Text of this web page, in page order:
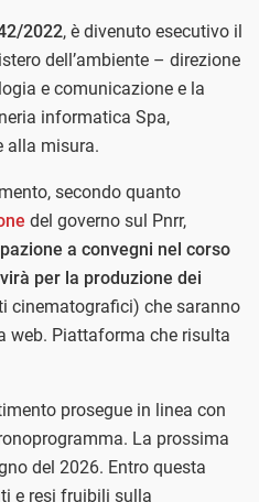
2022, è divenuto esecutivo il
dell’ambiente – direzione
e comunicazione e la
informatica Spa,
alla misura.
secondo quanto
del governo sul Pnrr,
a convegni nel corso
per la produzione dei
cinematografici) che saranno
web. Piattaforma che risulta
prosegue in linea con
La prossima
del 2026. Entro questa
e resi fruibili sulla